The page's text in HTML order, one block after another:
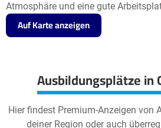
Atmosphäre und eine gute
Auf Karte anzeigen
Ausbildungsplätze in
Hier findest Premium-Anzeigen von
deiner Region oder auch